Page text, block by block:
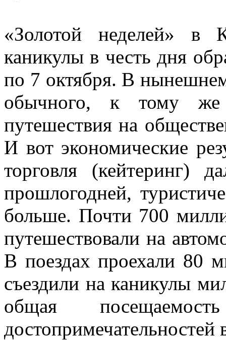
«Золотой неделей» в
каникулы в честь дня
по 7 октября. В
обычного, к тому же
путешествия на
И вот экономические
торговля (кейтеринг)
прошлогодней,
больше. Почти 700
путешествовали на
В поездах проехали 80
съездили на каникулы
общая
достопримечательностей